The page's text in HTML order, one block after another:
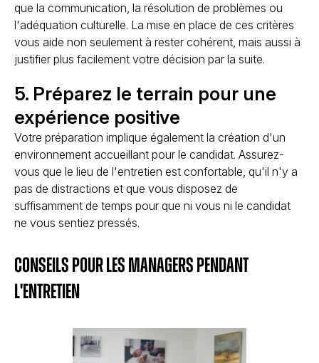
que la communication, la résolution de problèmes ou
l'adéquation culturelle. La mise en place de ces critères
vous aide non seulement à rester cohérent, mais aussi à
justifier plus facilement votre décision par la suite.
5. Préparez le terrain pour une
expérience positive
Votre préparation implique également la création d'un
environnement accueillant pour le candidat. Assurez-
vous que le lieu de l'entretien est confortable, qu'il n'y a
pas de distractions et que vous disposez de
suffisamment de temps pour que ni vous ni le candidat
ne vous sentiez pressés.
Conseils pour les managers pendant
l'entretien